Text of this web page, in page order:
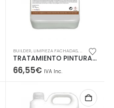
BUILDER, LIMPIEZA FACHADAS,PINTURAS
TRATAMIENTO PINTURA FONOABSORBENTE ANTICONDENSACIÓN
66,55€ IVA Inc.